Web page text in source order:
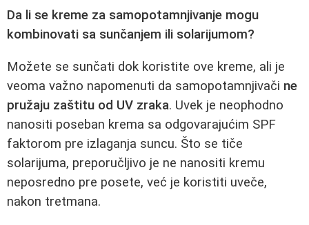
Da li se kreme za samopotamnjivanje mogu
kombinovati sa sunčanjem ili solarijumom?
Možete se sunčati dok koristite ove kreme, ali je
veoma važno napomenuti da samopotamnjivači ne
pružaju zaštitu od UV zraka. Uvek je neophodno
nanositi poseban krema sa odgovarajućim SPF
faktorom pre izlaganja suncu. Što se tiče
solarijuma, preporučljivo je ne nanositi kremu
neposredno pre posete, već je koristiti uveče,
nakon tretmana.